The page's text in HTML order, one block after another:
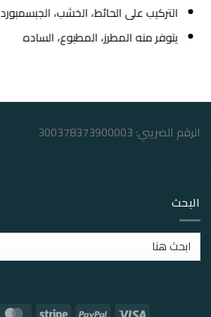
التركيب على الحائط، الخشب، الجبسمبورد
يتوفر منه المطرز، المطبوع، الساده
الرقم الضريبي: 300378373900003
البحث